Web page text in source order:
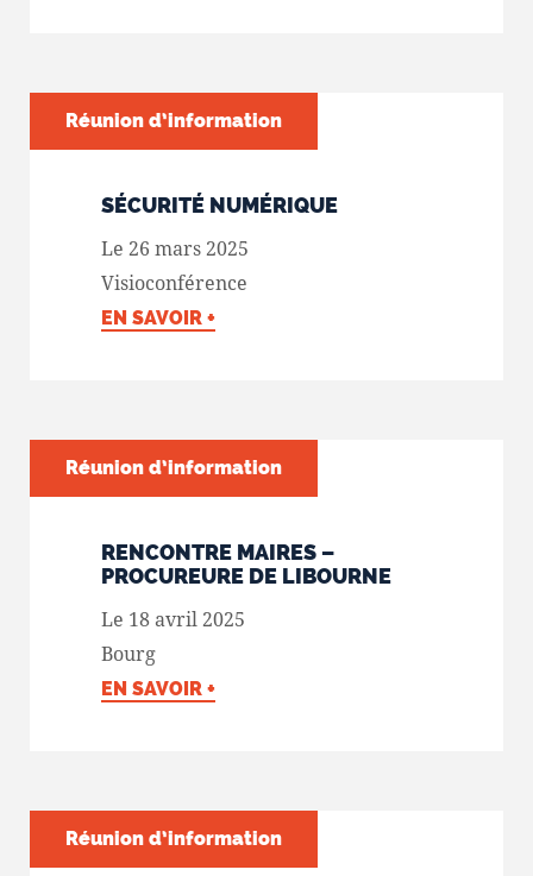
SÉCURITÉ NUMÉRIQUE
Le 26 mars 2025
Visioconférence
EN SAVOIR +
Réunion d’information
RENCONTRE MAIRES –
PROCUREURE DE LIBOURNE
Le 18 avril 2025
Bourg
EN SAVOIR +
Réunion d’information
Réunion d’information